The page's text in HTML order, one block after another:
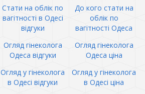
Стати на облік по
вагітності в Одесі
відгуки
До кого стати на
облік по
вагітності Одеса
Огляд гінеколога
Одеса відгуки
Огляд гінеколога
Одеса ціна
Огляд у гінеколога
в Одесі відгуки
Огляд у гінеколога
в Одесі ціна